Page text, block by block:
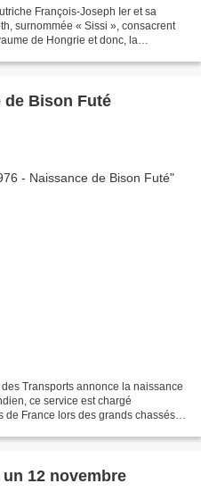
François-Joseph Ier et sa
surnommée « Sissi », consacrent
de Hongrie et donc, la
de Bison Futé
Transports annonce la naissance
ce service est chargé
de France lors des grands chassés
12 novembre